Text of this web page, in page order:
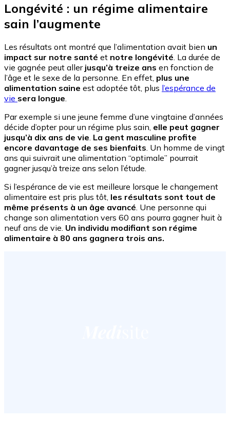
Longévité : un régime alimentaire
sain l’augmente
Les résultats ont montré que l’alimentation avait bien un
impact sur notre santé et notre longévité. La durée de
vie gagnée peut allerjusqu’à treize ans en fonction de
l’âge et le sexe de la personne. En effet, plus une
alimentation saine est adoptée tôt, plus l’espérance de
vie sera longue.
Par exemple si une jeune femme d’une vingtaine d’années
décide d’opter pour un régime plus sain, elle peut gagner
jusqu’à dix ans de vie. La gent masculine profite
encore davantage de ses bienfaits. Un homme de vingt
ans qui suivrait une alimentation “optimale” pourrait
gagner jusqu’à treize ans selon l’étude.
Si l’espérance de vie est meilleure lorsque le changement
alimentaire est pris plus tôt, les résultats sont tout de
même présents à un âge avancé. Une personne qui
change son alimentation vers 60 ans pourra gagner huit à
neuf ans de vie. Un individu modifiant son régime
alimentaire à 80 ans gagnera trois ans.